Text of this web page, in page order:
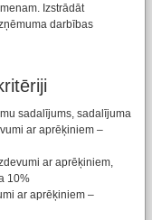
Izstrādāt
darbības
sadalījums, sadalījuma
ar aprēķiniem –
ar aprēķiniem,
10%
ar aprēķiniem –